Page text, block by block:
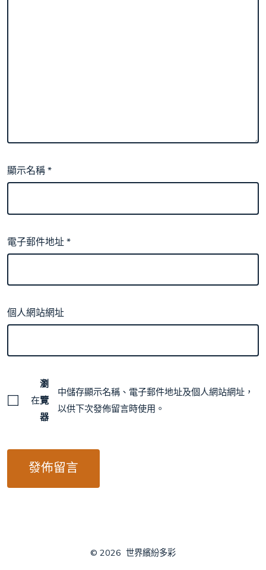
顯示名稱*
電子郵件地址*
個人網站網址
在
瀏
覽
器
中儲存顯示名稱、電子郵件地址及個人網站網址，
以供下次發佈留言時使用。
© 2026 世界繽紛多彩